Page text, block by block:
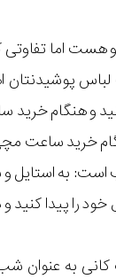
هست اما
پوشیدنتان
و هنگام
ساعت مچی
است: به
خود را پیدا
به